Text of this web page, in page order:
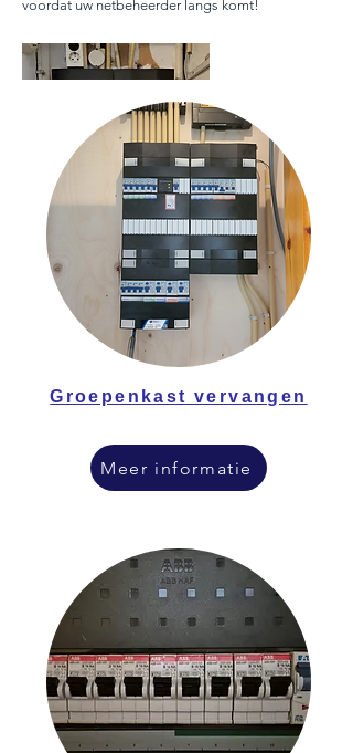
voordat uw netbeheerder langs komt!
Groepenkast vervangen
Meer informatie